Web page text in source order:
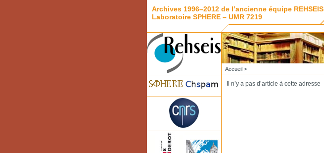
Archives 1996–2012 de l’ancienne équipe REHSEIS
Laboratoire SPHERE – UMR 7219
Accueil>
Il n’y a pas d’article à cette adresse